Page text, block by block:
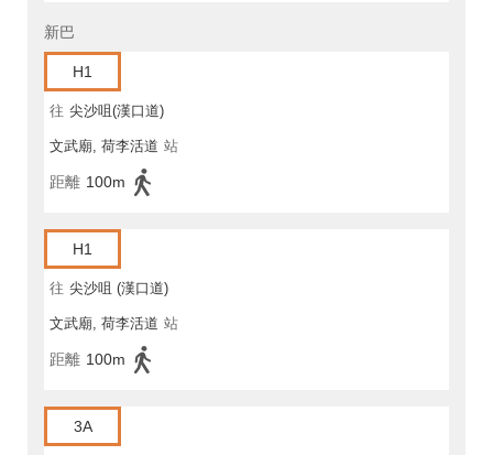
新巴
H1
往 尖沙咀(漢口道)
文武廟, 荷李活道 站
距離 100m
H1
往 尖沙咀 (漢口道)
文武廟, 荷李活道 站
距離 100m
3A